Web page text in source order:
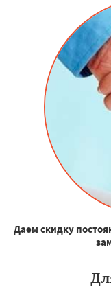
Даем скидку